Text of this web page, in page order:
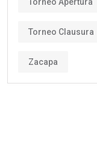
Torneo Clausura
Zacapa